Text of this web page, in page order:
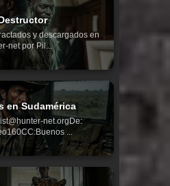
y descargados en
net por Pil...
en Sudamérica
net.orgDe:
...